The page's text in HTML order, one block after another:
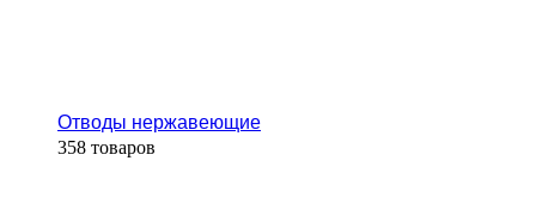
Отводы нержавеющие
358 товаров